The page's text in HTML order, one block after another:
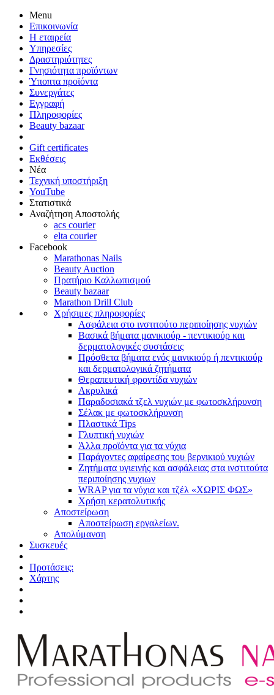
Menu
Επικοινωνία
Η εταιρεία
Υπηρεσίες
Δραστηριότητες
Γνησιότητα προϊόντων
Ύποπτα προϊόντα
Συνεργάτες
Εγγραφή
Πληροφορίες
Beauty bazaar
Gift certificates
Εκθέσεις
Νέα
Τεχνική υποστήριξη
YouTube
Στατιστικά
Αναζήτηση Αποστολής
acs courier
elta courier
Facebook
Marathonas Nails
Beauty Auction
Πρατήριο Καλλωπισμού
Beauty bazaar
Marathon Drill Club
Χρήσιμες πληροφορίες
Ασφάλεια στο ινστιτούτο περιποίησης νυχιών
Βασικά βήματα μανικιούρ - πεντικιούρ και
δερματολογικές συστάσεις
Πρόσθετα βήματα ενός μανικιούρ ή πεντικιούρ
και δερματολογικά ζητήματα
Θεραπευτική φροντίδα νυχιών
Ακρυλικά
Παραδοσιακά τζελ νυχιών με φωτοσκλήρυνση
Σέλακ με φωτοσκλήρυνση
Πλαστικά Tips
Γλυπτική νυχιών
Άλλα προϊόντα για τα νύχια
Παράγοντες αφαίρεσης του βερνικιού νυχιών
Ζητήματα υγιεινής και ασφάλειας στα ινστιτούτα
περιποίησης νυχιων
WRAP για τα νύχια και τζέλ «ΧΩΡΙΣ ΦΩΣ»
Χρήση κερατολυτικής
Αποστείρωση
Αποστείρωση εργαλείων.
Απολύμανση
Συσκευές
Προτάσεις:
Χάρτης